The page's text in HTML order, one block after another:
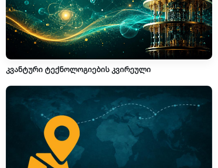
კვანტური ტექნოლოგიების კვირეული